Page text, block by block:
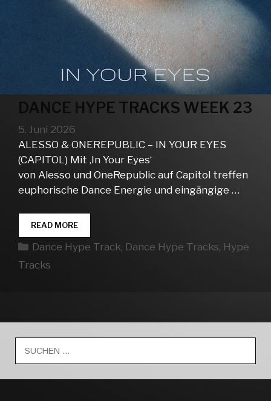
DANCE HYPE TRACKS WEEK 23
5. Juni 2026
ALESSO & ONEREPUBLIC – IN YOUR EYES
(CAPITOL) Mit ‚In Your Eyes‘
von Alesso und OneRepublic auf Capitol treffen
euphorische Dance Energie und eingängige …
READ MOREDANCE
HYPE
TRACKS
Kategorien
Dance Hype Track, Dance Hype Tracks, Hype
Tracks
nach: